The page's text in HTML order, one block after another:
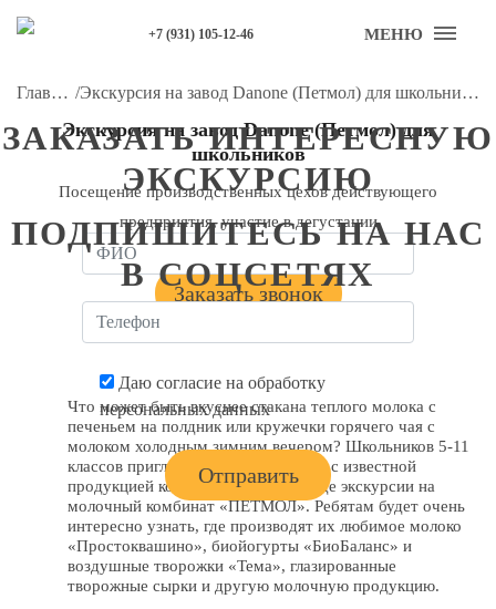
ЗАКАЗАТЬ ИНТЕРЕСНУЮ
ЭКСКУРСИЮ
Даю согласие на обработку
персональных данных
ПОДПИШИТЕСЬ НА НАС
В СОЦСЕТЯХ
+7 (931) 105-12-46 МЕНЮ
Главная / Экскурсия на завод Danone (Петмол) для школьников
Экскурсия на завод Danone (Петмол) для
школьников
Посещение производственных цехов действующего
предприятия, участие в дегустации
Заказать звонок
Что может быть вкуснее стакана теплого молока с
печеньем на полдник или кружечки горячего чая с
молоком холодным зимним вечером? Школьников 5-11
классов приглашаем познакомиться с известной
продукцией компании Danone в ходе экскурсии на
молочный комбинат «ПЕТМОЛ». Ребятам будет очень
интересно узнать, где производят их любимое молоко
«Простоквашино», биойогурты «БиоБаланс» и
воздушные творожки «Тема», глазированные
творожные сырки и другую молочную продукцию.